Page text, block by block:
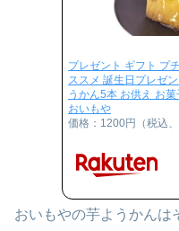
プレゼント ギフト プ
ススメ 誕生日プレゼ
うかん5本 お供え お
おいもや
価格：1200円（税込
おいもやの芋ようかんは